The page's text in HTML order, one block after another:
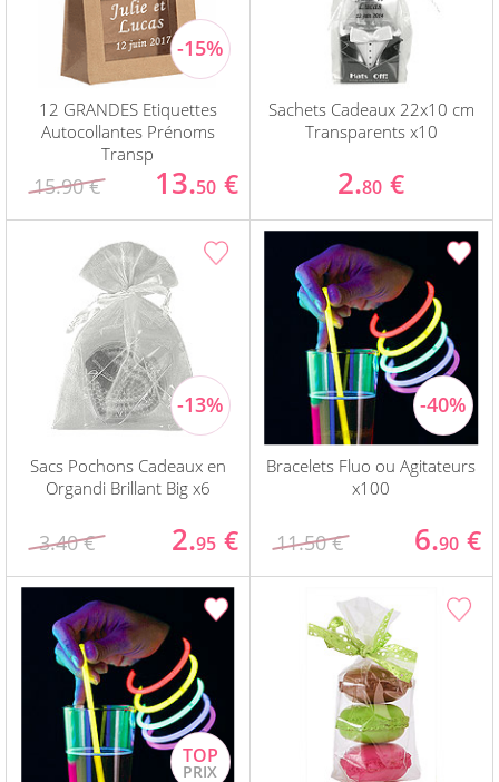
12 GRANDES Etiquettes
Autocollantes Prénoms
Transp
15.90 € 13.50 €
Sachets Cadeaux 22x10 cm
Transparents x10
2.80 €
Sacs Pochons Cadeaux en
Organdi Brillant Big x6
3.40 € 2.95 €
Bracelets Fluo ou Agitateurs
x100
11.50 € 6.90 €